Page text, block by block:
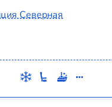
Северная